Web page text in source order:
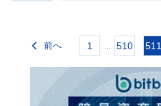
前へ 1 ... 510 511